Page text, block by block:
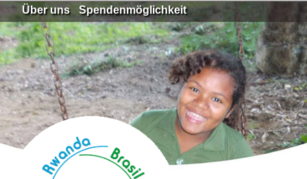
Über uns Spendenmöglichkeit